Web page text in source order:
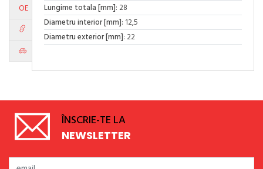
OE
Lungime totala [mm]: 28
Diametru interior [mm]: 12,5
Diametru exterior [mm]: 22
ÎNSCRIE-TE LA
NEWSLETTER